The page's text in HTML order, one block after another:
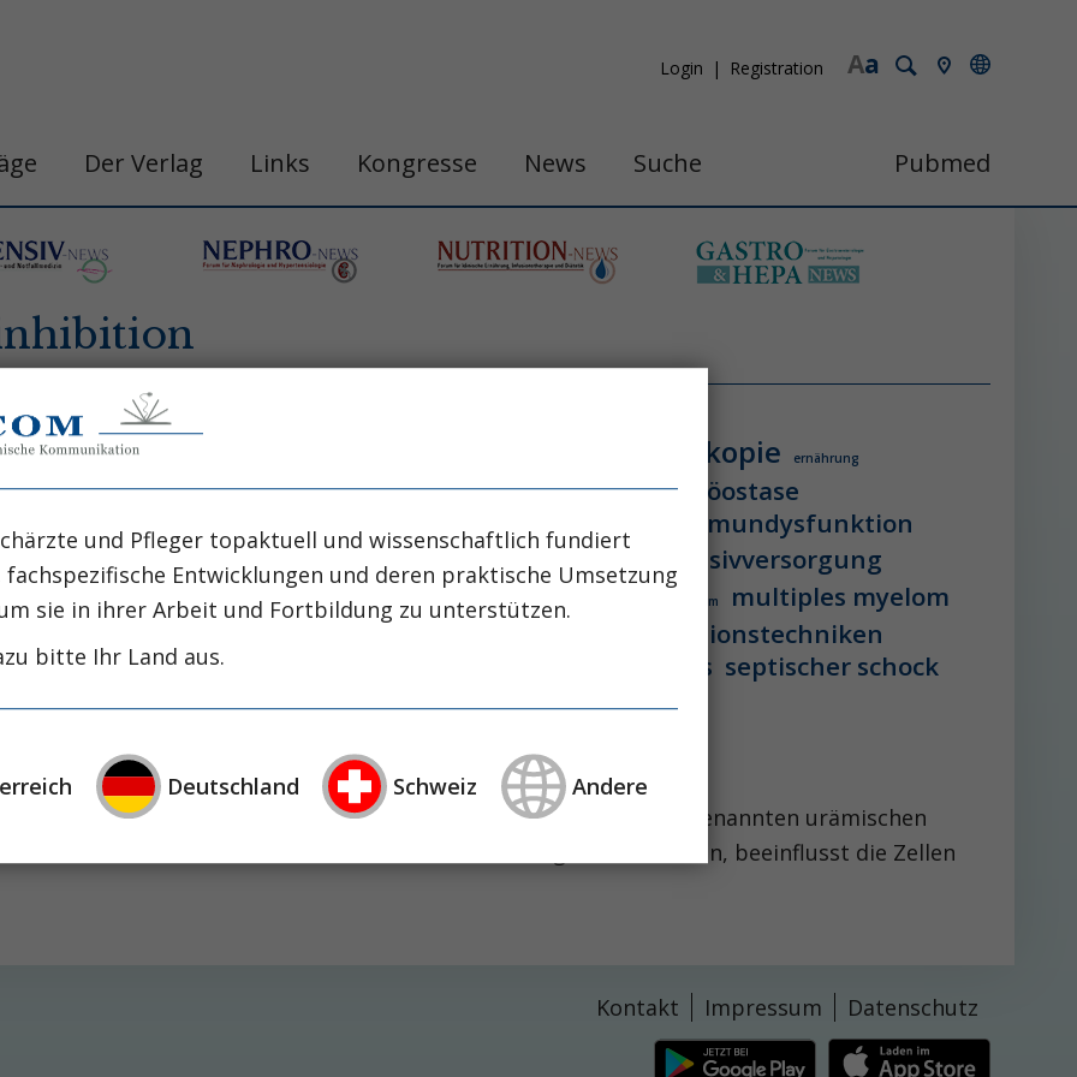
a
A
Login Registration
Der Verlag Links Kongresse News Suche Pubmed
belastungshitzschlag endoskopie ernährung
gastro&hepa-news hepatologie hitzschlag homöostase
neoplasie hämodynamische optimierung
immundysfunktion
news intensivmedizin intensivstation
intensivversorgung
mangelernährung masld metabolische lebererkrankung mikrobiom
multiples myelom
nephrologie niereninsuffizienz
peg-implantationstechniken
präzisionstherapie sepsis septischer schock
verschiedener Hinsicht das Immunsystem. Die Retention von sogenannten urämischen
als charakteristisch für die Niereninsuffizienz angesehen werden, beeinflusst die Zellen
Kontakt Impressum Datenschutz
und Pfleger topaktuell und wissenschaftlich fundiert
Entwicklungen und deren praktische Umsetzung
sie in ihrer Arbeit und Fortbildung zu unterstützen.
bitte Ihr Land aus.
Deutschland Schweiz Andere